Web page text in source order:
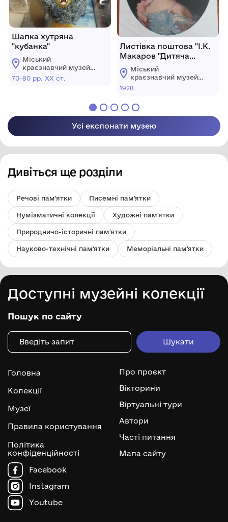
Шапка хутряна
"кубанка"
Міський
краєзнавчий музей
Гайсинщини
70-80 рр. ХХ ст.
Листівка поштова "І.К.
Макаров "Дитяча
голівка"
Міський
краєзнавчий музей
Гайсинщини
1928
Усі експонати музею
Дивіться ще розділи
Речові пам'ятки Писемні пам'ятки
Нумізматичні колекції Художні пам'ятки
Природничо-історичні пам'ятки
Науково-технічні пам'ятки Меморіальні пам'ятки
Доступні музейні колекції
Пошук по сайту
Головна
Колекції
Музеї
Правила користування
Політика
конфіденційності
Про проєкт
Вікторини
Віртуальні тури
Автори
Часті питання
Мапа сайту
Facebook
Instagram
Youtube